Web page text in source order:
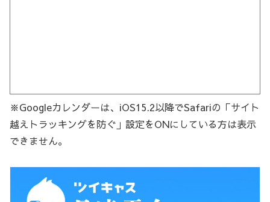
※Googleカレンダーは、iOS15.2以降でSafariの「サイト
越えトラッキングを防ぐ」設定をONにしている方は表示
できません。